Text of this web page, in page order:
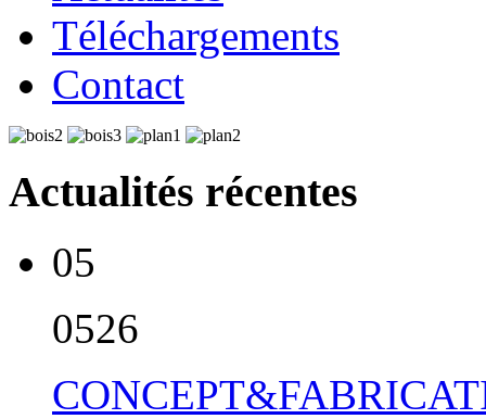
Téléchargements
Contact
Actualités récentes
05
0526